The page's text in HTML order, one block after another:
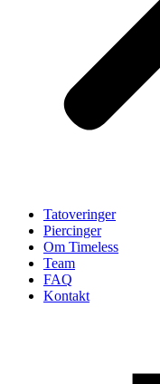
Tatoveringer
Piercinger
Om Timeless
Team
FAQ
Kontakt